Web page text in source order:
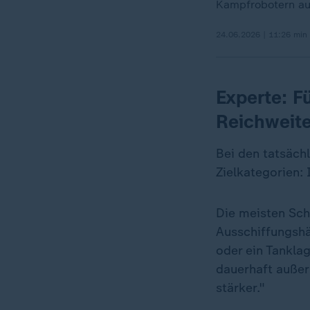
Kampfrobotern
Experte:
Bei den
Zielkategorien:
Die meisten
oder ein
dauerhaft
stärker."